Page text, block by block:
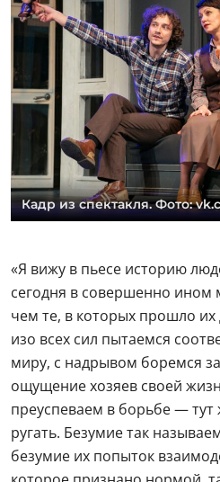
Кадр из спектакля. Фото:
«Я вижу в пьесе историю
сегодня в совершенно ином
чем те, в которых прошло их
изо всех сил пытаемся
миру, с надрывом боремся
ощущение хозяев своей
преуспеваем в борьбе —
ругать. Безумие так
безумие их попыток